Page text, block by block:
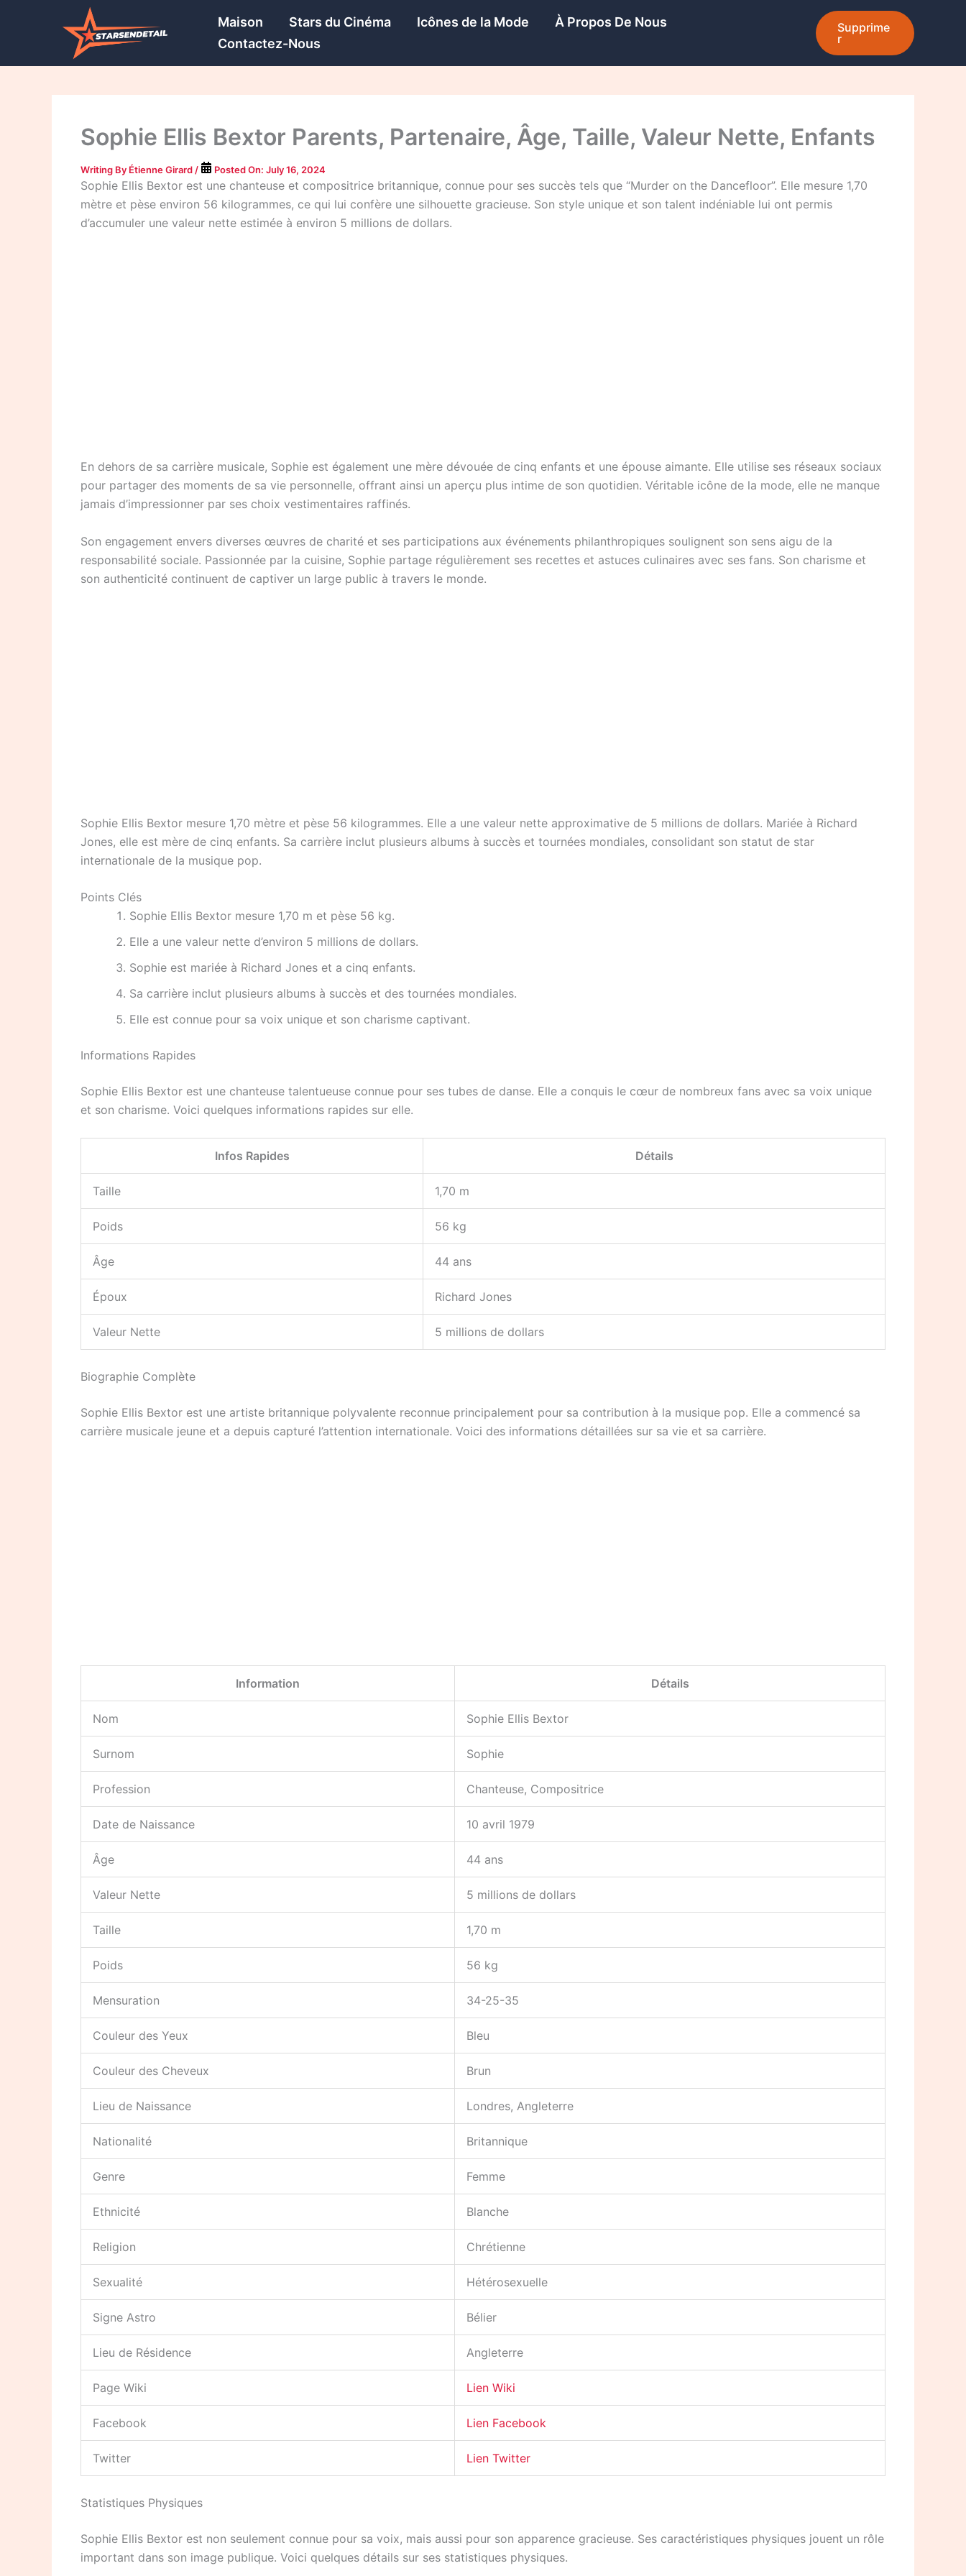
Maison Stars du Cinéma Icônes de la Mode
À Propos De Nous
Contactez-Nous
Supprime
r
Sophie Ellis Bextor Parents, Partenaire, Âge, Taille, Valeur Nette, Enfants
Writing By Étienne Girard / Posted On: July 16, 2024
Sophie Ellis Bextor est une chanteuse et compositrice britannique, connue pour ses succès tels que “Murder on the Dancefloor”. Elle mesure 1,70
mètre et pèse environ 56 kilogrammes, ce qui lui confère une silhouette gracieuse. Son style unique et son talent indéniable lui ont permis
d’accumuler une valeur nette estimée à environ 5 millions de dollars.
En dehors de sa carrière musicale, Sophie est également une mère dévouée de cinq enfants et une épouse aimante. Elle utilise ses réseaux sociaux
pour partager des moments de sa vie personnelle, offrant ainsi un aperçu plus intime de son quotidien. Véritable icône de la mode, elle ne manque
jamais d’impressionner par ses choix vestimentaires raffinés.
Son engagement envers diverses œuvres de charité et ses participations aux événements philanthropiques soulignent son sens aigu de la
responsabilité sociale. Passionnée par la cuisine, Sophie partage régulièrement ses recettes et astuces culinaires avec ses fans. Son charisme et
son authenticité continuent de captiver un large public à travers le monde.
Sophie Ellis Bextor mesure 1,70 mètre et pèse 56 kilogrammes. Elle a une valeur nette approximative de 5 millions de dollars. Mariée à Richard
Jones, elle est mère de cinq enfants. Sa carrière inclut plusieurs albums à succès et tournées mondiales, consolidant son statut de star
internationale de la musique pop.
Points Clés
Sophie Ellis Bextor mesure 1,70 m et pèse 56 kg.
Elle a une valeur nette d’environ 5 millions de dollars.
Sophie est mariée à Richard Jones et a cinq enfants.
Sa carrière inclut plusieurs albums à succès et des tournées mondiales.
Elle est connue pour sa voix unique et son charisme captivant.
Informations Rapides
Sophie Ellis Bextor est une chanteuse talentueuse connue pour ses tubes de danse. Elle a conquis le cœur de nombreux fans avec sa voix unique
et son charisme. Voici quelques informations rapides sur elle.
Infos Rapides Détails
Taille 1,70 m
Poids 56 kg
Âge 44 ans
Époux Richard Jones
Valeur Nette 5 millions de dollars
Biographie Complète
Sophie Ellis Bextor est une artiste britannique polyvalente reconnue principalement pour sa contribution à la musique pop. Elle a commencé sa
carrière musicale jeune et a depuis capturé l’attention internationale. Voici des informations détaillées sur sa vie et sa carrière.
Information Détails
Nom Sophie Ellis Bextor
Surnom Sophie
Profession Chanteuse, Compositrice
Date de Naissance 10 avril 1979
Âge 44 ans
Valeur Nette 5 millions de dollars
Taille 1,70 m
Poids 56 kg
Mensuration 34-25-35
Couleur des Yeux Bleu
Couleur des Cheveux Brun
Lieu de Naissance Londres, Angleterre
Nationalité Britannique
Genre Femme
Ethnicité Blanche
Religion Chrétienne
Sexualité Hétérosexuelle
Signe Astro Bélier
Lieu de Résidence Angleterre
Page Wiki Lien Wiki
Facebook Lien Facebook
Twitter Lien Twitter
Statistiques Physiques
Sophie Ellis Bextor est non seulement connue pour sa voix, mais aussi pour son apparence gracieuse. Ses caractéristiques physiques jouent un rôle
important dans son image publique. Voici quelques détails sur ses statistiques physiques.